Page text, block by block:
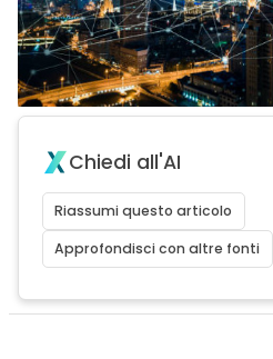
Chiedi all'AI
Riassumi questo articolo
Approfondisci con altre fonti